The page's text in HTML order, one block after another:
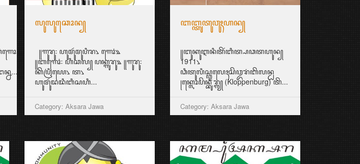
ꦭꦸꦭꦸꦕꦺꦴꦤ꧀
꧋ꦒꦸꦫꦸ꧇ ꦲꦸꦩꦸꦂꦩꦸꦥꦶꦫ꧈ ꦒꦺꦴꦁ꧉
꧋ꦧꦒꦺꦴꦁ꧇ ꦲꦶꦕꦭ꧀ ꦥꦏ꧀ꦒꦸꦫꦸ꧉ ꧋ꦒꦸꦫꦸ꧇
ꦏꦼꦥꦿꦶꦪꦺ꧈ ꦠ꧈
ꦲꦸꦩꦸꦂꦢꦢꦶꦧꦶꦱꦲꦶ...
Category: Aksara Jawa
ꦧꦧ꧀ꦠꦸꦠꦸꦮꦸꦃꦲꦤ꧀
꧋ꦧꦸꦏꦸꦆꦤꦶꦠꦼꦂꦧꦶꦠ꧀ꦥꦣꦠꦲꦸꦤ꧀
1911꧈
ꦣꦶꦠꦸꦭꦶꦱ꧀ꦎꦭꦺꦃꦱꦼꦎꦫꦁꦧꦼꦭꦤ꧀ꦝ
꧊ꦏ꧀ꦭꦺꦴꦥꦼꦤ꧀ꦧꦸꦫ꧀ꦒ꧀ (Kloppenburg) ꦠꦼ...
Category: Aksara Jawa